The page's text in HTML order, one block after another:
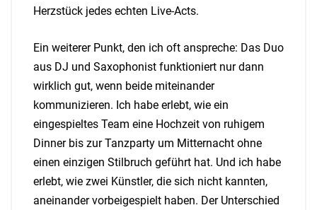
Herzstück jedes echten Live-Acts.
Ein weiterer Punkt, den ich oft anspreche: Das Duo
aus DJ und Saxophonist funktioniert nur dann
wirklich gut, wenn beide miteinander
kommunizieren. Ich habe erlebt, wie ein
eingespieltes Team eine Hochzeit von ruhigem
Dinner bis zur Tanzparty um Mitternacht ohne
einen einzigen Stilbruch geführt hat. Und ich habe
erlebt, wie zwei Künstler, die sich nicht kannten,
aneinander vorbeigespielt haben. Der Unterschied